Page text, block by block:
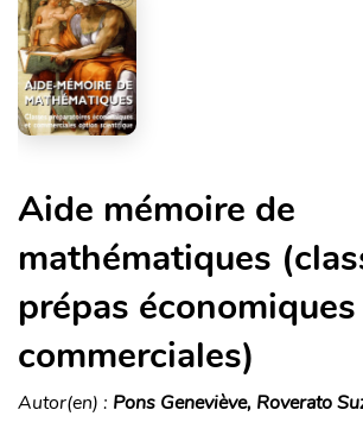
Aide mémoire de
mathématiques
prépas
commerciales)
Autor(en) : Pons Geneviève, Roverato